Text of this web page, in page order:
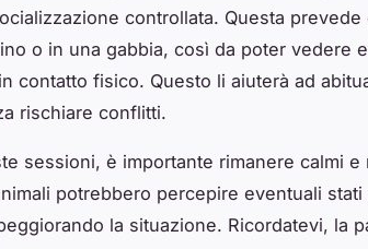
controllata. Questa
o in una gabbia, così da poter vedere
contatto fisico. Questo li aiuterà ad
rischiare conflitti.
sessioni, è importante rimanere calmi e
potrebbero percepire eventuali
la situazione. Ricordatevi, la